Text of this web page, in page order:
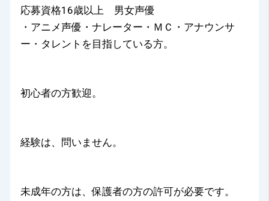
応募資格16歳以上 男女声優
・アニメ声優・ナレーター・ＭＣ・アナウンサ
ー・タレントを目指している方。
初心者の方歓迎。
経験は、問いません。
未成年の方は、保護者の方の許可が必要です。